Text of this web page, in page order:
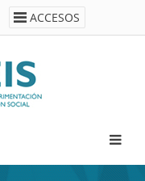
ACCESOS